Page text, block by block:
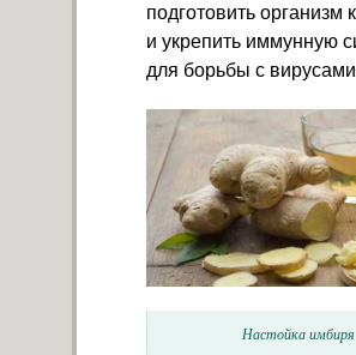
подготовить организм
и укрепить иммунную
для борьбы с
Настойка имбиря